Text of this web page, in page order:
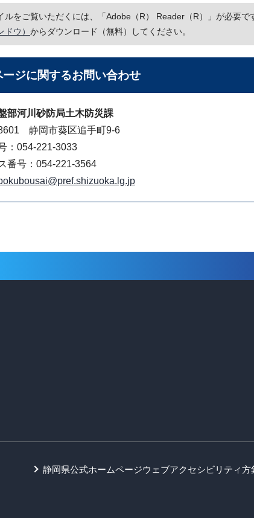
ルをご覧いただくには、「Adobe（R） Reader（R）」が必要で
ドウ） からダウンロード（無料）してください。
ージに関するお問い合わせ
部河川砂防局土木防災課
静岡市葵区追手町9-6
：054-221-3033
番号：054-221-3564
静岡県公式ホームページウェブアクセシビリティ方